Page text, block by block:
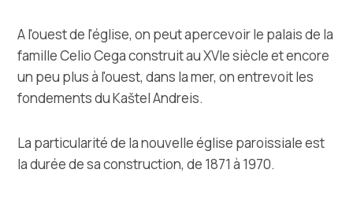
A l'ouest de l'église, on peut apercevoir le palais de la
famille Celio Cega construit au XVIe siècle et encore
un peu plus à l'ouest, dans la mer, on entrevoit les
fondements du Kaštel Andreis.
La particularité de la nouvelle église paroissiale est
la durée de sa construction, de 1871 à 1970.